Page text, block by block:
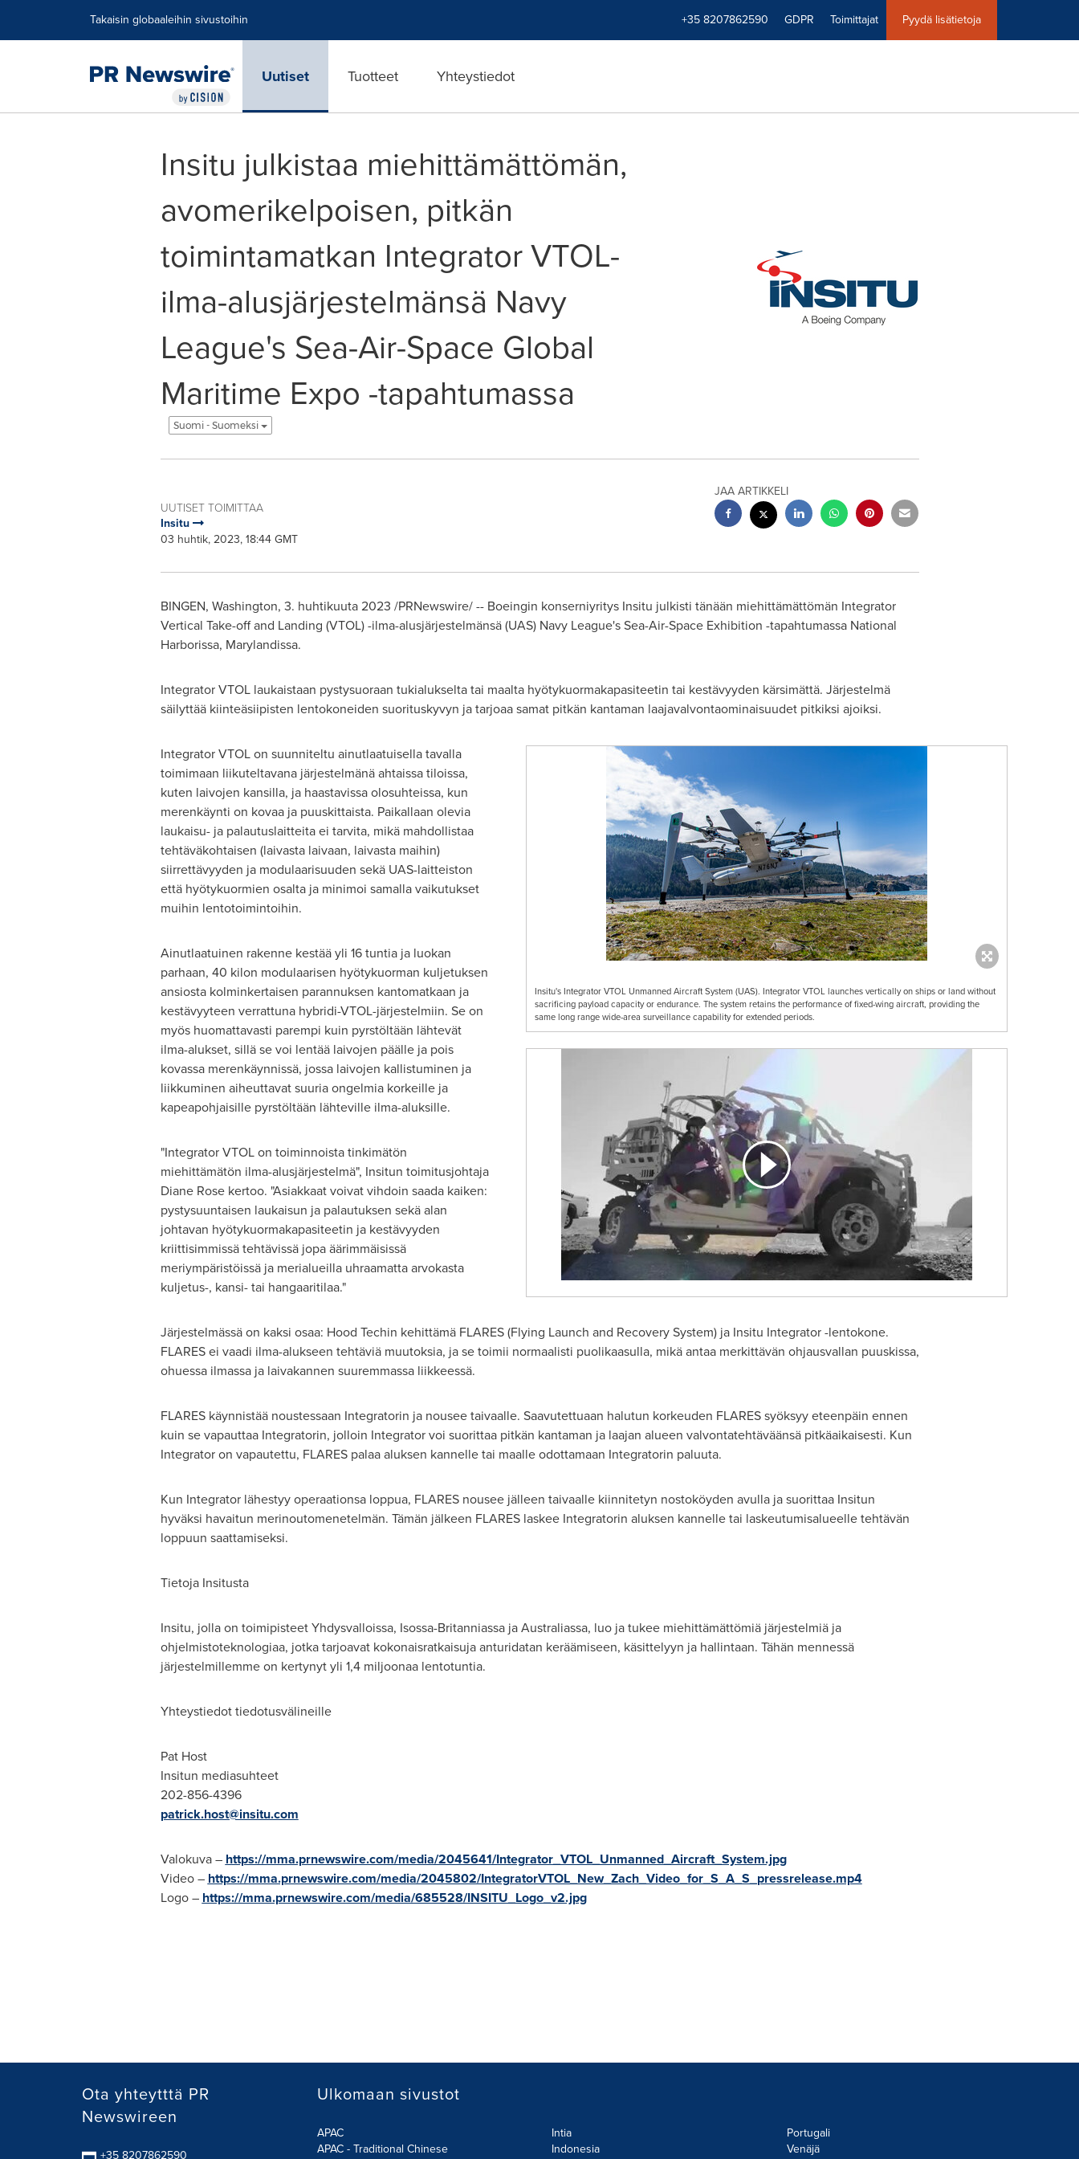
Takaisin globaaleihin sivustoihin +35 8207862590 GDPR Toimittajat Pyydä lisätietoja
Uutiset Tuotteet Yhteystiedot
Insitu julkistaa miehittämättömän,
avomerikelpoisen, pitkän
toimintamatkan Integrator VTOL-
ilma-alusjärjestelmänsä Navy
League's Sea-Air-Space Global
Maritime Expo -tapahtumassa
Suomi - Suomeksi
UUTISET TOIMITTAA
Insitu
03 huhtik, 2023, 18:44 GMT
JAA ARTIKKELI
BINGEN, Washington, 3. huhtikuuta 2023 /PRNewswire/ -- Boeingin konserniyritys Insitu julkisti tänään miehittämättömän Integrator
Vertical Take-off and Landing (VTOL) -ilma-alusjärjestelmänsä (UAS) Navy League's Sea-Air-Space Exhibition -tapahtumassa National
Harborissa, Marylandissa.
Integrator VTOL laukaistaan pystysuoraan tukialukselta tai maalta hyötykuormakapasiteetin tai kestävyyden kärsimättä. Järjestelmä
säilyttää kiinteäsiipisten lentokoneiden suorituskyvyn ja tarjoaa samat pitkän kantaman laajavalvontaominaisuudet pitkiksi ajoiksi.
Insitu's Integrator VTOL Unmanned Aircraft System (UAS). Integrator VTOL launches vertically on ships or land without
sacrificing payload capacity or endurance. The system retains the performance of fixed-wing aircraft, providing the
same long range wide-area surveillance capability for extended periods.
Integrator VTOL on suunniteltu ainutlaatuisella tavalla
toimimaan liikuteltavana järjestelmänä ahtaissa tiloissa,
kuten laivojen kansilla, ja haastavissa olosuhteissa, kun
merenkäynti on kovaa ja puuskittaista. Paikallaan olevia
laukaisu- ja palautuslaitteita ei tarvita, mikä mahdollistaa
tehtäväkohtaisen (laivasta laivaan, laivasta maihin)
siirrettävyyden ja modulaarisuuden sekä UAS-laitteiston
että hyötykuormien osalta ja minimoi samalla vaikutukset
muihin lentotoimintoihin.
Ainutlaatuinen rakenne kestää yli 16 tuntia ja luokan
parhaan, 40 kilon modulaarisen hyötykuorman kuljetuksen
ansiosta kolminkertaisen parannuksen kantomatkaan ja
kestävyyteen verrattuna hybridi-VTOL-järjestelmiin. Se on
myös huomattavasti parempi kuin pyrstöltään lähtevät
ilma-alukset, sillä se voi lentää laivojen päälle ja pois
kovassa merenkäynnissä, jossa laivojen kallistuminen ja
liikkuminen aiheuttavat suuria ongelmia korkeille ja
kapeapohjaisille pyrstöltään lähteville ilma-aluksille.
"Integrator VTOL on toiminnoista tinkimätön
miehittämätön ilma-alusjärjestelmä", Insitun toimitusjohtaja
Diane Rosekertoo. "Asiakkaat voivat vihdoin saada kaiken:
pystysuuntaisen laukaisun ja palautuksen sekä alan
johtavan hyötykuormakapasiteetin ja kestävyyden
kriittisimmissä tehtävissä jopa äärimmäisissä
meriympäristöissä ja merialueilla uhraamatta arvokasta
kuljetus-, kansi- tai hangaaritilaa."
Järjestelmässä on kaksi osaa: Hood Techin kehittämä FLARES (Flying Launch and Recovery System) ja Insitu Integrator -lentokone.
FLARES ei vaadi ilma-alukseen tehtäviä muutoksia, ja se toimii normaalisti puolikaasulla, mikä antaa merkittävän ohjausvallan puuskissa,
ohuessa ilmassa ja laivakannen suuremmassa liikkeessä.
FLARES käynnistää noustessaan Integratorin ja nousee taivaalle. Saavutettuaan halutun korkeuden FLARES syöksyy eteenpäin ennen
kuin se vapauttaa Integratorin, jolloin Integrator voi suorittaa pitkän kantaman ja laajan alueen valvontatehtäväänsä pitkäaikaisesti. Kun
Integrator on vapautettu, FLARES palaa aluksen kannelle tai maalle odottamaan Integratorin paluuta.
Kun Integrator lähestyy operaationsa loppua, FLARES nousee jälleen taivaalle kiinnitetyn nostoköyden avulla ja suorittaa Insitun
hyväksi havaitun merinoutomenetelmän. Tämän jälkeen FLARES laskee Integratorin aluksen kannelle tai laskeutumisalueelle tehtävän
loppuun saattamiseksi.
Tietoja Insitusta
Insitu, jolla on toimipisteet Yhdysvalloissa, Isossa-Britanniassa ja Australiassa, luo ja tukee miehittämättömiä järjestelmiä ja
ohjelmistoteknologiaa, jotka tarjoavat kokonaisratkaisuja anturidatan keräämiseen, käsittelyyn ja hallintaan. Tähän mennessä
järjestelmillemme on kertynyt yli 1,4 miljoonaa lentotuntia.
Yhteystiedot tiedotusvälineille
Pat Host
Insitun mediasuhteet
202-856-4396
patrick.host@insitu.com
Valokuva – https://mma.prnewswire.com/media/2045641/Integrator_VTOL_Unmanned_Aircraft_System.jpg
Video – https://mma.prnewswire.com/media/2045802/IntegratorVTOL_New_Zach_Video_for_S_A_S_pressrelease.mp4
Logo – https://mma.prnewswire.com/media/685528/INSITU_Logo_v2.jpg
Ota yhteytttä PR
Newswireen
+35 8207862590
Ulkomaan sivustot
APAC
APAC - Traditional Chinese
Intia
Indonesia
Portugali
Venäjä